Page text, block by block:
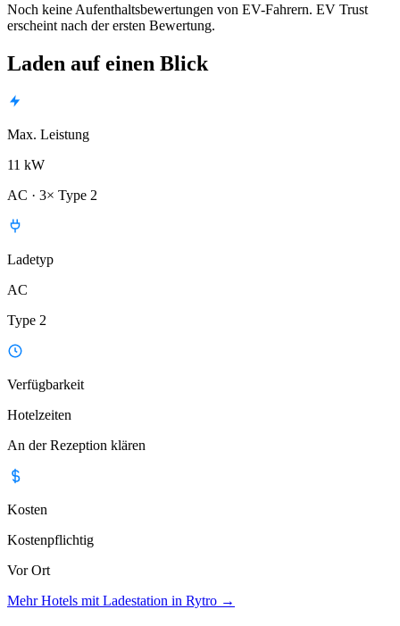
Noch keine Aufenthaltsbewertungen von EV-Fahrern. EV Trust
erscheint nach der ersten Bewertung.
Laden auf einen Blick
Max. Leistung
11 kW
AC · 3× Type 2
Ladetyp
AC
Type 2
Verfügbarkeit
Hotelzeiten
An der Rezeption klären
Kosten
Kostenpflichtig
Vor Ort
Mehr Hotels mit Ladestation in Rytro →